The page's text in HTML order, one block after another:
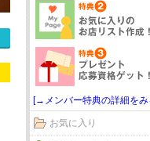
[→メンバー特典の詳細をみ
お気に入り